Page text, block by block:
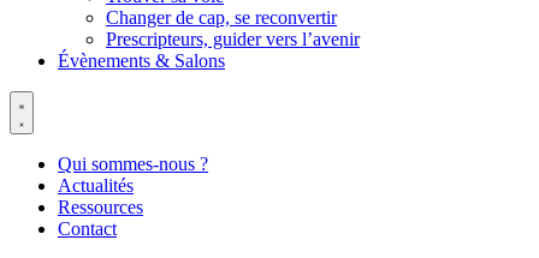
Changer de cap, se reconvertir
Prescripteurs, guider vers l’avenir
Évènements & Salons
Qui sommes-nous ?
Actualités
Ressources
Contact